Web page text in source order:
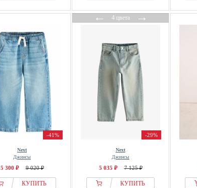
-41%
Next
Джинсы
5 300 ₽ 9 020 ₽
КУПИТЬ
←4 цвета→
-29%
Next
Джинсы
5 035 ₽ 7 125 ₽
КУПИТЬ